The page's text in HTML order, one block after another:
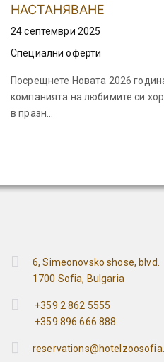
НАСТАНЯВАНЕ
24 септември 2025
Специални оферти
Посрещнете Новата 2026
компанията на любимите си
в празн...
6, Simeonovsko shose, blvd.
1700 Sofia, Bulgaria
+359 2 862 5555
+359 896 666 888